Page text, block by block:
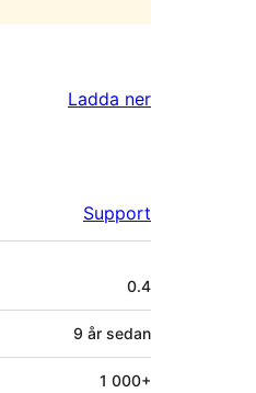
Ladda ner
Support
0.4
9 år sedan
1 000+